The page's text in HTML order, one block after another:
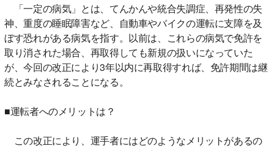
「一定の病気」とは、てんかんや統合失調症、再発性の失
神、重度の睡眠障害など、自動車やバイクの運転に支障を及
ぼす恐れがある病気を指す。以前は、これらの病気で免許を
取り消された場合、再取得しても新規の扱いになっていた
が、今回の改正により3年以内に再取得すれば、免許期間は継
続とみなされることになる。
■運転者へのメリットは？
この改正により、運手者にはどのようなメリットがあるの